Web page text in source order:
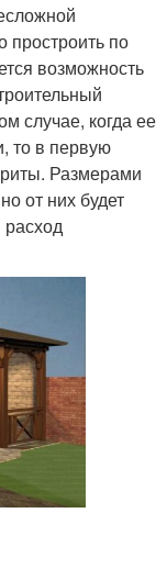
простроить по
возможность
случае, когда ее
то в первую
Размерами
от них будет
расход